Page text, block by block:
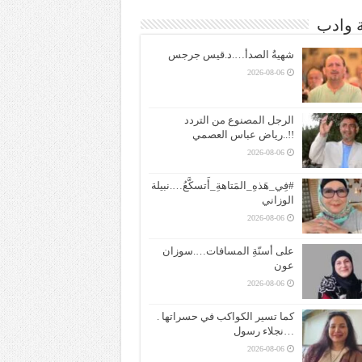
وادب
شهيةُ الصدأ….د.قيس جرجس
2026-08-06
الرجل المصنوع من التردد
!!..رياض عباس العصمي
2026-08-06
#فِي_هَذهِ_المَتاهةِ_أَتسكَّعُ….نبيلة
الوزاني
2026-08-06
على أسنّةِ المسافات….سوزان
عون
2026-08-06
كما تسير الكواكب في حسراتها .
…نجلاء رسول
2026-08-06